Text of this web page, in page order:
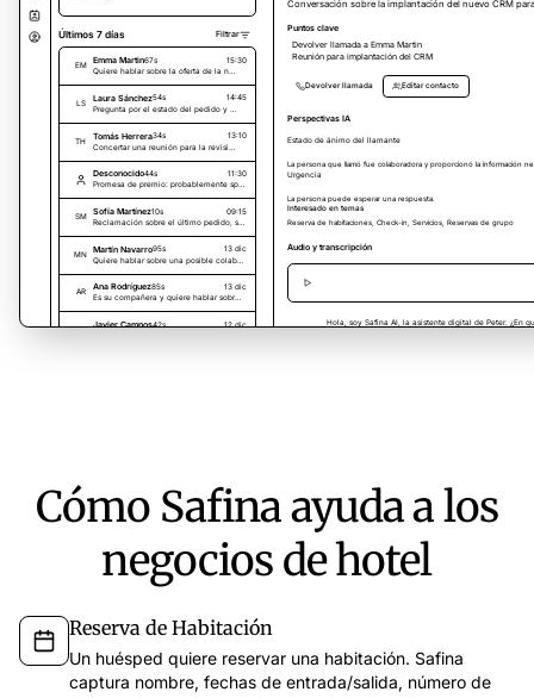
Cómo Safina ayuda a los
negocios de hotel
Reserva de Habitación
Un huésped quiere reservar una habitación. Safina
captura nombre, fechas de entrada/salida, número de